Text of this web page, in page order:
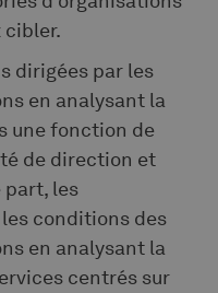
cibler.
dirigées par les
en analysant la
une fonction de
de direction et
part, les
conditions des
en analysant la
centrés sur